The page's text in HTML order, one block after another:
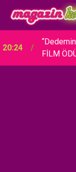
20:24
FİLM